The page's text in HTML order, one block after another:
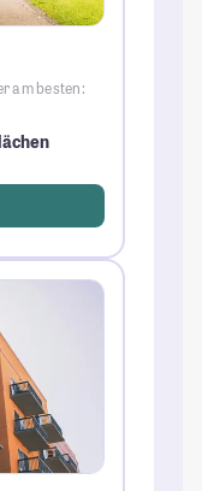
am besten: